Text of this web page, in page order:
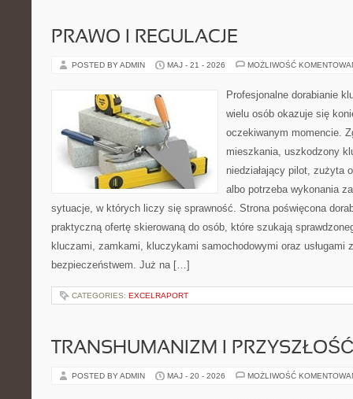
PRAWO I REGULACJE
POSTED BY ADMIN MAJ - 21 - 2026 MOŻLIWOŚĆ
Profesjonalne dorabianie
wielu osób okazuje się
oczekiwanym momencie.
mieszkania, uszkodzony
niedziałający pilot, zużyta
albo potrzeba wykonania
sytuacje, w których liczy się sprawność. Strona poświęcona
praktyczną ofertę skierowaną do osób, które szukają
kluczami, zamkami, kluczykami samochodowymi oraz usługami
bezpieczeństwem. Już na […]
CATEGORIES: EXCELRAPORT
TRANSHUMANIZM I
POSTED BY ADMIN MAJ - 20 - 2026 MOŻLIWOŚĆ